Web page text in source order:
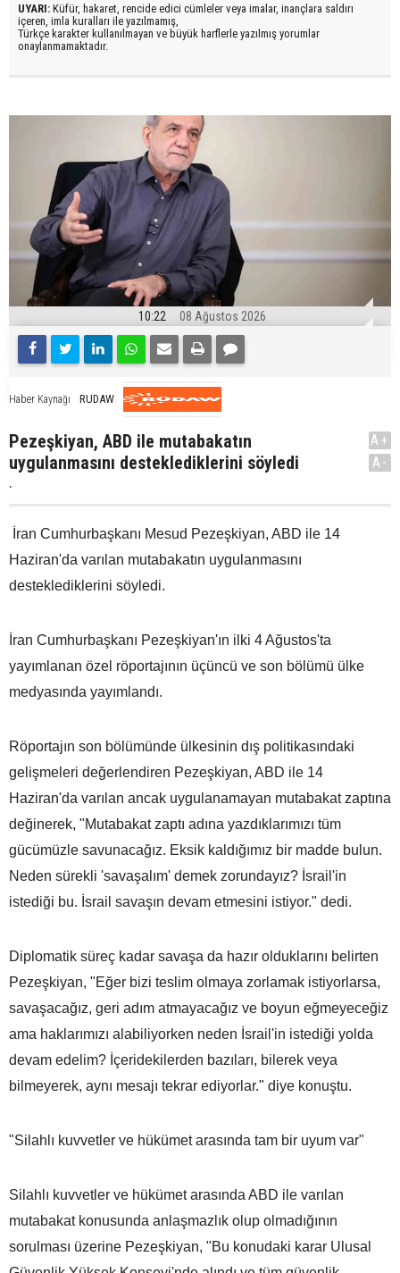
UYARI: Küfür, hakaret, rencide edici cümleler veya imalar, inançlara saldırı
içeren, imla kuralları ile yazılmamış,
Türkçe karakter kullanılmayan ve büyük harflerle yazılmış yorumlar
onaylanmamaktadır.
10:22 08 Ağustos 2026
Haber Kaynağı RUDAW
Pezeşkiyan, ABD ile mutabakatın
uygulanmasını desteklediklerini söyledi
.
A+
A-
İran Cumhurbaşkanı Mesud Pezeşkiyan, ABD ile 14
Haziran'da varılan mutabakatın uygulanmasını
desteklediklerini söyledi.
İran Cumhurbaşkanı Pezeşkiyan'ın ilki 4 Ağustos'ta
yayımlanan özel röportajının üçüncü ve son bölümü ülke
medyasında yayımlandı.
Röportajın son bölümünde ülkesinin dış politikasındaki
gelişmeleri değerlendiren Pezeşkiyan, ABD ile 14
Haziran'da varılan ancak uygulanamayan mutabakat zaptına
değinerek, "Mutabakat zaptı adına yazdıklarımızı tüm
gücümüzle savunacağız. Eksik kaldığımız bir madde bulun.
Neden sürekli 'savaşalım' demek zorundayız? İsrail'in
istediği bu. İsrail savaşın devam etmesini istiyor." dedi.
Diplomatik süreç kadar savaşa da hazır olduklarını belirten
Pezeşkiyan, "Eğer bizi teslim olmaya zorlamak istiyorlarsa,
savaşacağız, geri adım atmayacağız ve boyun eğmeyeceğiz
ama haklarımızı alabiliyorken neden İsrail'in istediği yolda
devam edelim? İçeridekilerden bazıları, bilerek veya
bilmeyerek, aynı mesajı tekrar ediyorlar." diye konuştu.
"Silahlı kuvvetler ve hükümet arasında tam bir uyum var"
Silahlı kuvvetler ve hükümet arasında ABD ile varılan
mutabakat konusunda anlaşmazlık olup olmadığının
sorulması üzerine Pezeşkiyan, "Bu konudaki karar Ulusal